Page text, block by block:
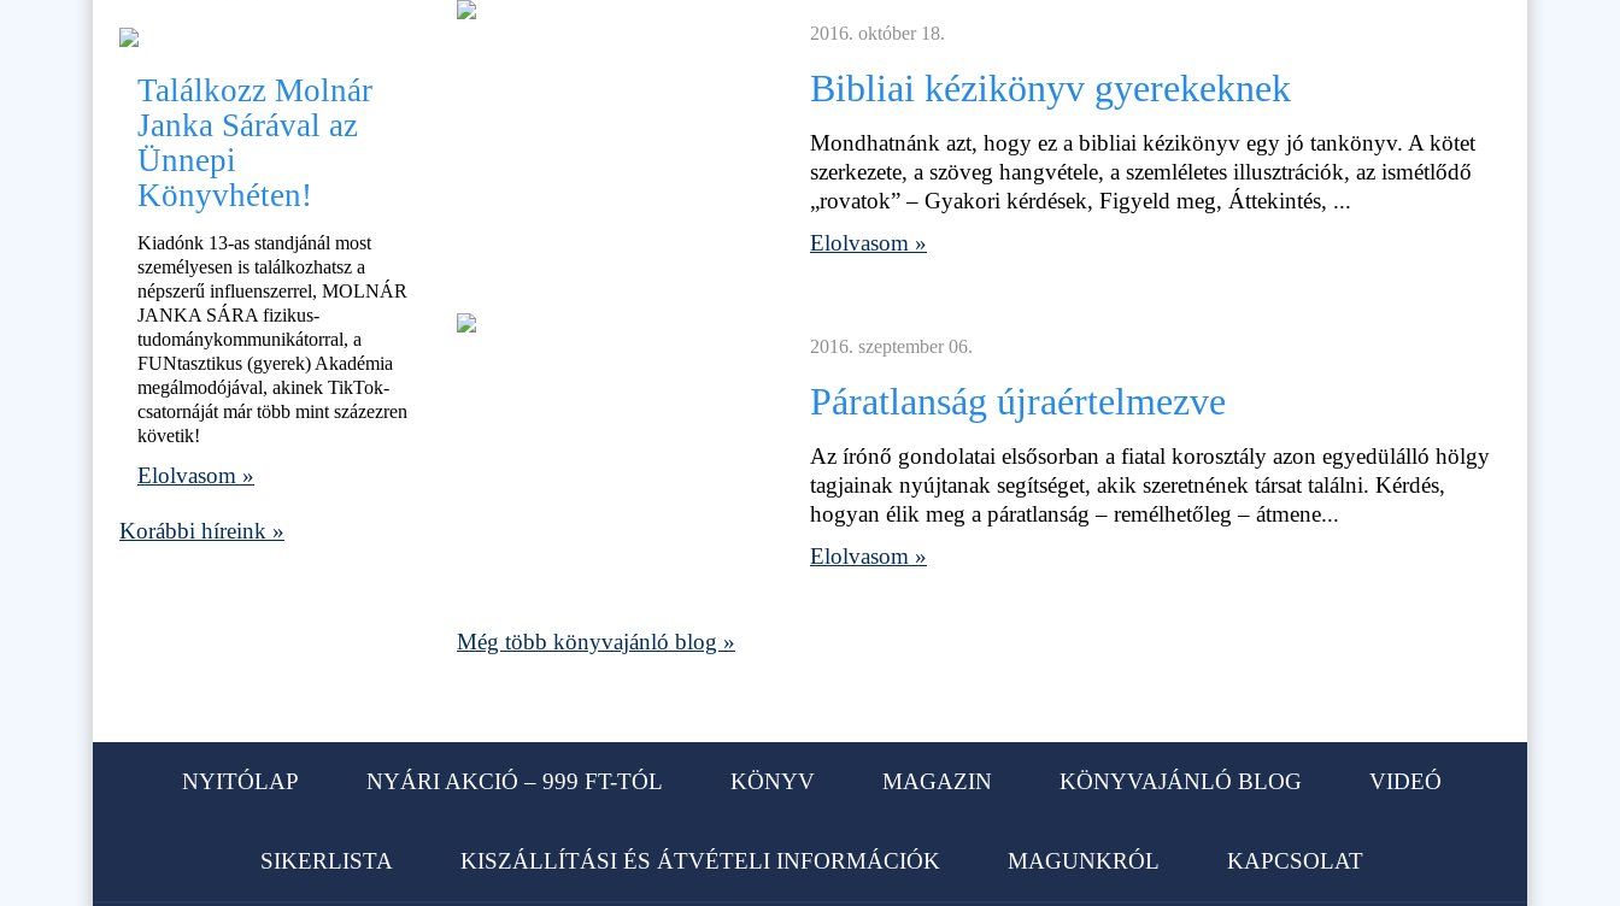
2016. október 18.
Bibliai kézikönyv gyerekeknek
Mondhatnánk azt, hogy ez a bibliai kézikönyv egy jó tankönyv. A kötet
szerkezete, a szöveg hangvétele, a szemléletes illusztrációk, az ismétlődő
„rovatok” – Gyakori kérdések, Figyeld meg, Áttekintés, ...
Elolvasom »
2016. szeptember 06.
Páratlanság újraértelmezve
Az írónő gondolatai elsősorban a fiatal korosztály azon egyedülálló hölgy
tagjainak nyújtanak segítséget, akik szeretnének társat találni. Kérdés,
hogyan élik meg a páratlanság – remélhetőleg – átmene...
Elolvasom »
Még több könyvajánló blog »
Találkozz Molnár
Janka Sárával az
Ünnepi
Könyvhéten!
Kiadónk 13-as standjánál most
személyesen is találkozhatsz a
népszerű influenszerrel, MOLNÁR
JANKA SÁRA fizikus-
tudománykommunikátorral, a
FUNtasztikus (gyerek) Akadémia
megálmodójával, akinek TikTok-
csatornáját már több mint százezren
követik!
Elolvasom »
Korábbi híreink »
NYITÓLAP NYÁRI AKCIÓ – 999 FT-TÓL KÖNYV MAGAZIN KÖNYVAJÁNLÓ BLOG VIDEÓ
SIKERLISTA KISZÁLLÍTÁSI ÉS ÁTVÉTELI INFORMÁCIÓK MAGUNKRÓL KAPCSOLAT